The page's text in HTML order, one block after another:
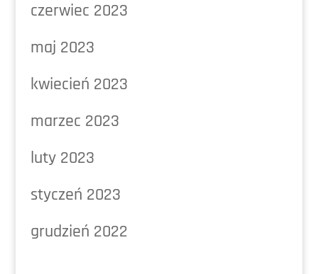
czerwiec 2023
maj 2023
kwiecień 2023
marzec 2023
luty 2023
styczeń 2023
grudzień 2022